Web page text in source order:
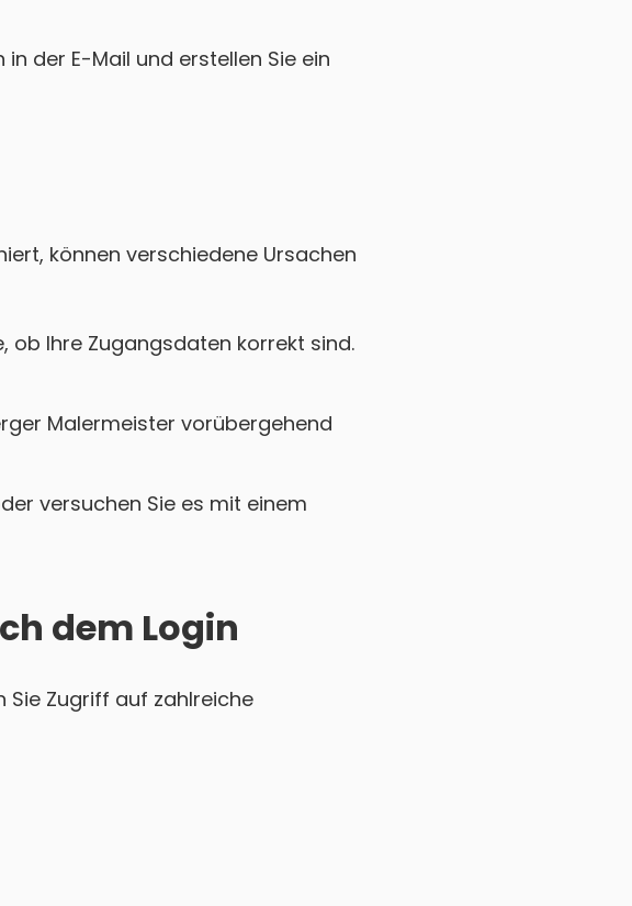
der E-Mail und erstellen Sie ein
können verschiedene Ursachen
ob Ihre Zugangsdaten korrekt sind.
Malermeister vorübergehend
versuchen Sie es mit einem
dem Login
Sie Zugriff auf zahlreiche